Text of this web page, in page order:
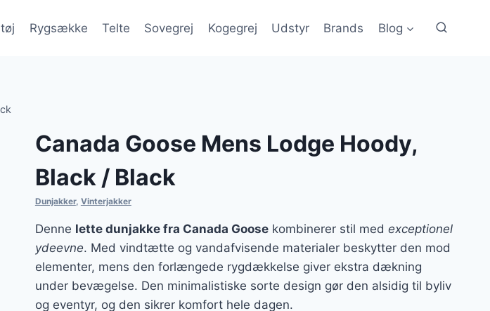
Rygsække Telte Sovegrej Kogegrej Udstyr Brands Blog
Canada Goose Mens Lodge Hoody,
Black / Black
Dunjakker, Vinterjakker
Denne lette dunjakke fra Canada Goosekombinerer stil med exceptionel
ydeevne. Med vindtætte og vandafvisende materialer beskytter den mod
elementer, mens den forlængede rygdækkelse giver ekstra dækning
under bevægelse. Den minimalistiske sorte design gør den alsidig til byliv
og eventyr, og den sikrer komfort hele dagen.